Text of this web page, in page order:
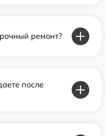
ремонт?
после